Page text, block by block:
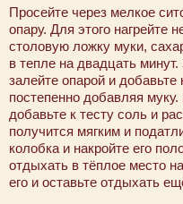
Просейте через мелкое
опару. Для этого нагрейте
столовую ложку муки,
в тепле на двадцать
залейте опарой и
постепенно добавляя
добавьте к тесту соль и
получится мягким и
колобка и накройте его
отдыхать в тёплое место
его и оставьте отдыхать